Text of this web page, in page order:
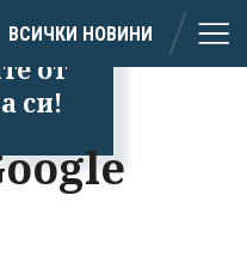
от
си!
ВСИЧКИ НОВИНИ